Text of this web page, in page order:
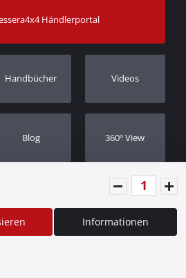
Informationen
Händlerportal
Handbücher Videos
Blog 360º View